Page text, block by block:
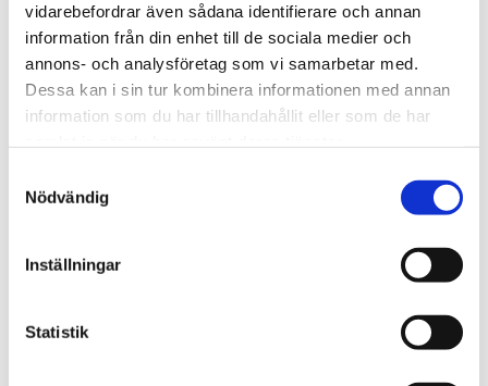
vidarebefordrar även sådana identifierare och annan
information från din enhet till de sociala medier och
annons- och analysföretag som vi samarbetar med.
Dessa kan i sin tur kombinera informationen med annan
information som du har tillhandahållit eller som de har
Nödvändig
Inställningar
Statistik
OSCAR & CLOTHILDE OSCAR & CLOTHILDE